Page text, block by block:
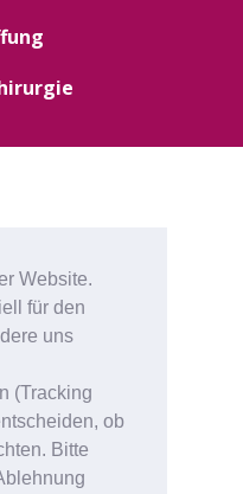
Website.
für den
uns
(Tracking
ob
Bitte